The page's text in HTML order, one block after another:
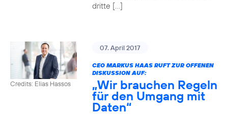
dritte […]
Credits: Elias Hassos
07. April 2017
CEO MARKUS HAAS RUFT ZUR OFFENEN
DISKUSSION AUF:
„Wir brauchen Regeln
für den Umgang mit
Daten“